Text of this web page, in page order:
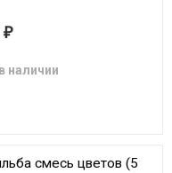
₽
наличии
смесь цветов (5